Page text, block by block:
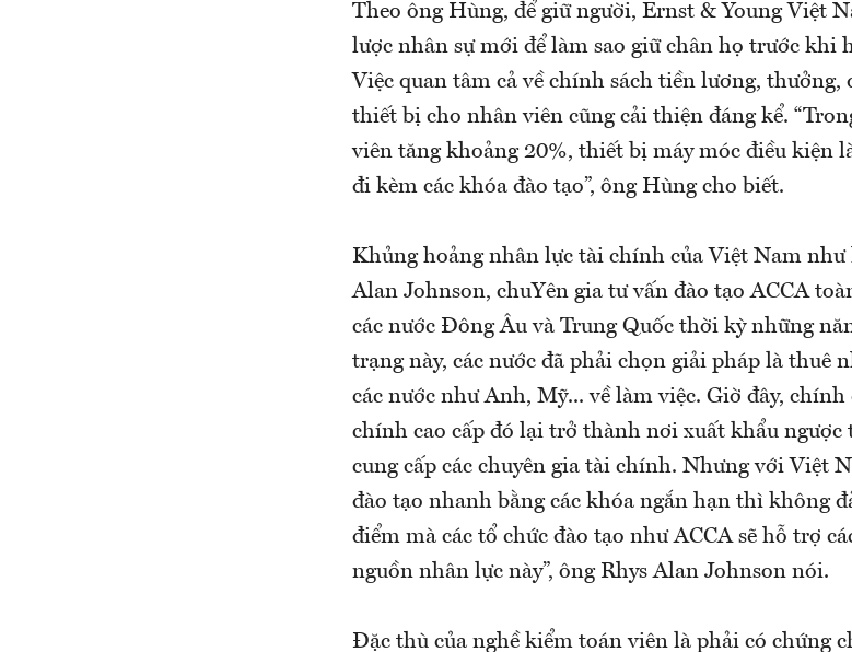
Theo ông Hùng, để giữ người, Ernst & Young Việt
lược nhân sự mới để làm sao giữ chân họ trước khi
Việc quan tâm cả về chính sách tiền lương,
thiết bị cho nhân viên cũng cải thiện đáng kể.
viên tăng khoảng 20%, thiết bị máy móc điều kiện
đi kèm các khóa đào tạo”, ông Hùng cho biết.
Khủng hoảng nhân lực tài chính của Việt Nam như
Alan Johnson, chuYên gia tư vấn đào tạo ACCA
các nước Đông Âu và Trung Quốc thời kỳ những
trạng này, các nước đã phải chọn giải pháp là thuê
các nước như Anh, Mỹ... về làm việc. Giờ đây,
chính cao cấp đó lại trở thành nơi xuất khẩu ngược
cung cấp các chuyên gia tài chính. Nhưng với Việt
đào tạo nhanh bằng các khóa ngắn hạn thì không
điểm mà các tổ chức đào tạo như ACCA sẽ hỗ trợ
nguồn nhân lực này”, ông Rhys Alan Johnson nói.
Đặc thù của nghề kiểm toán viên là phải có chứng